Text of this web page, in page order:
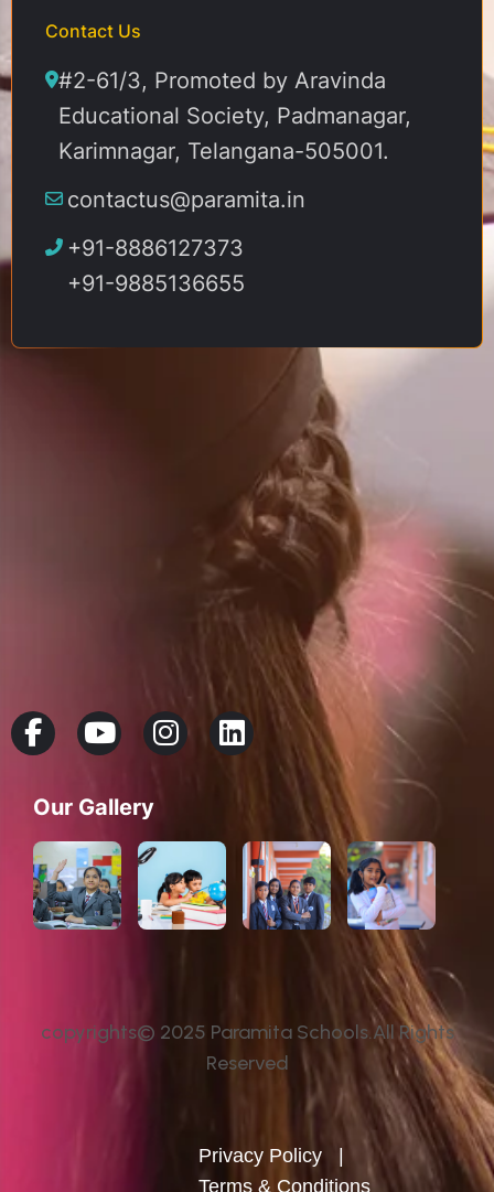
Contact Us
#2-61/3, Promoted by Aravinda
Educational Society, Padmanagar,
Karimnagar, Telangana-505001.
contactus@paramita.in
+91-8886127373
+91-9885136655
Our Gallery
copyrights© 2025 Paramita Schools.All Rights
Reserved
Privacy Policy |
Terms & Conditions